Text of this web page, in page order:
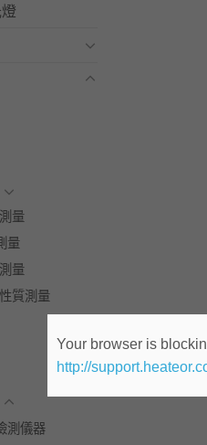
量
量
量
質測量
測儀器
Your browser is
http://